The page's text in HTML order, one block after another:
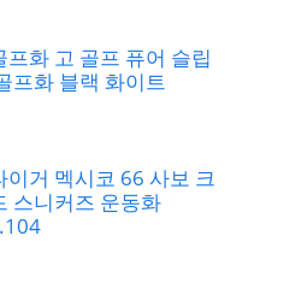
프화 고 골프 퓨어 슬립
프화 블랙 화이트
이거 멕시코 66 사보 크
스니커즈 운동화